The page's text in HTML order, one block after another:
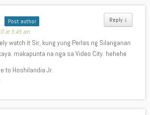
Reply ↓
Post author
at 5:45 am
watch it Sir, kung yung Perlas ng Silanganan
makapunta na nga sa Video City. hehehe
to Hoshilandia Jr.